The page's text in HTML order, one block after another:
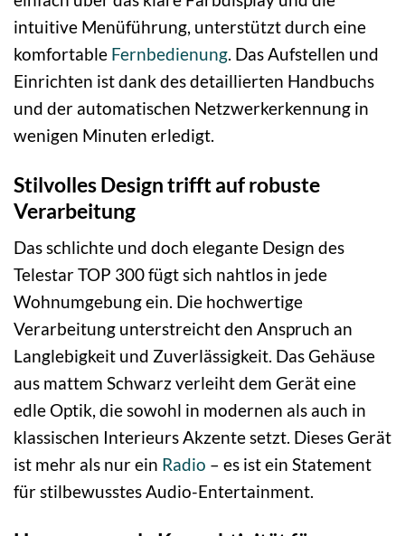
intuitive Menüführung, unterstützt durch eine
komfortable Fernbedienung. Das Aufstellen und
Einrichten ist dank des detaillierten Handbuchs
und der automatischen Netzwerkerkennung in
wenigen Minuten erledigt.
Stilvolles Design trifft auf robuste
Verarbeitung
Das schlichte und doch elegante Design des
Telestar TOP 300 fügt sich nahtlos in jede
Wohnumgebung ein. Die hochwertige
Verarbeitung unterstreicht den Anspruch an
Langlebigkeit und Zuverlässigkeit. Das Gehäuse
aus mattem Schwarz verleiht dem Gerät eine
edle Optik, die sowohl in modernen als auch in
klassischen Interieurs Akzente setzt. Dieses Gerät
ist mehr als nur ein Radio – es ist ein Statement
für stilbewusstes Audio-Entertainment.